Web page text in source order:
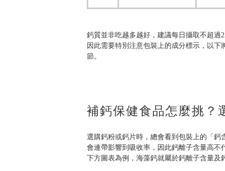
鈣質並非吃越多越好，建議每日攝取不超過
因此需要特別注意包裝上的成分標示，以
節。
補鈣保健食品怎麼挑？
選購鈣粉或鈣片時，總會看到包裝上的「鈣
會連帶影響到吸收率，因此鈣離子含量高不
下方圖表為例，海藻鈣就屬於鈣離子含量及